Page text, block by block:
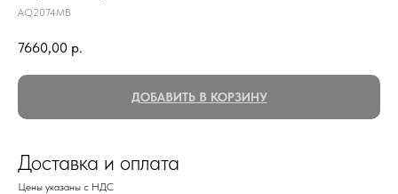
AQ2074MB
7660,00 р.
ДОБАВИТЬ В КОРЗИНУ
Доставка и оплата
Цены указаны с НДС